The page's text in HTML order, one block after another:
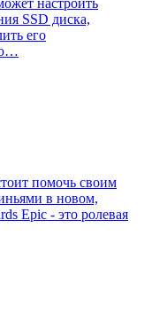
SSD диска,
его
помочь своим
в новом,
Epic - это ролевая